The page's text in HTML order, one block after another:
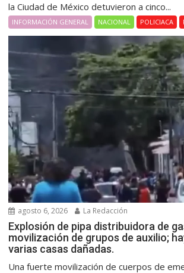
la Ciudad de México detuvieron a cinco...
INFORMACIÓN GENERAL NACIONAL POLICIACA
agosto 6, 2026 La Redacción
Explosión de pipa distribuidora de
movilización de grupos de auxilio;
varias casas dañadas.
Una fuerte movilización de cuerpos de